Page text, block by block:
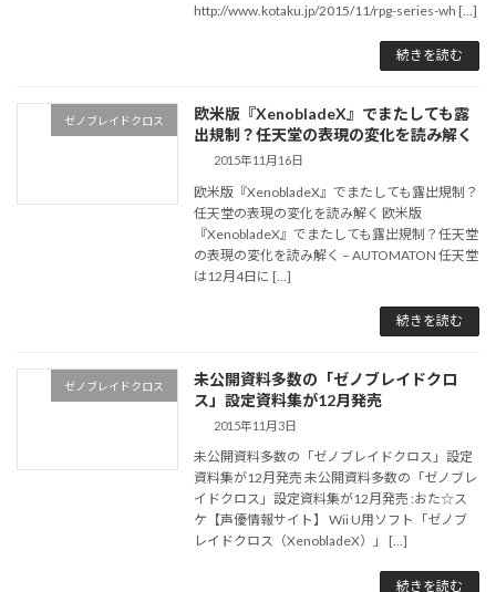
http://www.kotaku.jp/2015/11/rpg-series-wh […]
続きを読む
ゼノブレイドクロス
欧米版『XenobladeX』でまたしても露
出規制？任天堂の表現の変化を読み解く
2015年11月16日
欧米版『XenobladeX』でまたしても露出規制？
任天堂の表現の変化を読み解く 欧米版
『XenobladeX』でまたしても露出規制？任天堂
の表現の変化を読み解く – AUTOMATON 任天堂
は12月4日に […]
続きを読む
ゼノブレイドクロス
未公開資料多数の「ゼノブレイドクロ
ス」設定資料集が12月発売
2015年11月3日
未公開資料多数の「ゼノブレイドクロス」設定
資料集が12月発売 未公開資料多数の「ゼノブレ
イドクロス」設定資料集が12月発売 :おた☆ス
ケ【声優情報サイト】 Wii U用ソフト「ゼノブ
レイドクロス（XenobladeX）」 […]
続きを読む